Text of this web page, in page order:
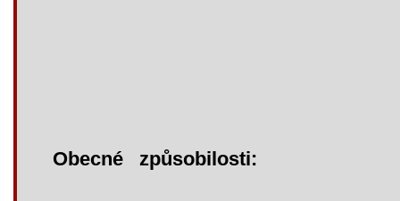
Obecné způsobilosti: